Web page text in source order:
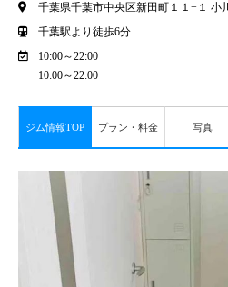
千葉県千葉市中央区新田町１１−１ 小
千葉駅より徒歩6分
10:00～22:00
10:00～22:00
ジム情報TOP プラン・料金 写真